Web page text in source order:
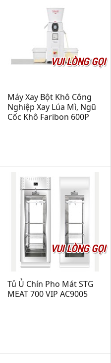
VUI LÒNG GỌI
Máy Xay Bột Khô Công
Nghiệp Xay Lúa Mì, Ngũ
Cốc Khô Faribon 600P
VUI LÒNG GỌI
Tủ Ủ Chín Pho Mát STG
MEAT 700 VIP AC9005